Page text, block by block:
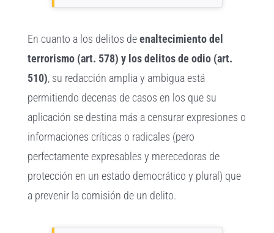
En cuanto a los delitos deenaltecimiento del
terrorismo (art. 578) y los delitos de odio (art.
510), su redacción amplia y ambigua está
permitiendo decenas de casos en los que su
aplicación se destina más a censurar expresiones o
informaciones críticas o radicales (pero
perfectamente expresables y merecedoras de
protección en un estado democrático y plural) que
a prevenir la comisión de un delito.